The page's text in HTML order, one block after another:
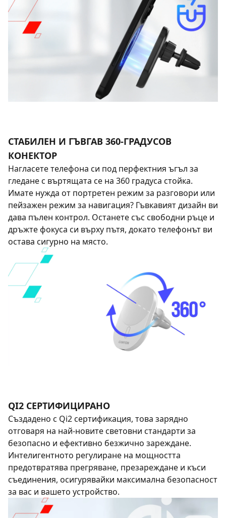
СТАБИЛЕН И ГЪВГАВ 360-ГРАДУСОВ
КОНЕКТОР
Нагласете телефона си под перфектния ъгъл за
гледане с въртящата се на 360 градуса стойка.
Имате нужда от портретен режим за разговори или
пейзажен режим за навигация? Гъвкавият дизайн ви
дава пълен контрол. Останете със свободни ръце и
дръжте фокуса си върху пътя, докато телефонът ви
остава сигурно на място.
QI2 СЕРТИФИЦИРАНО
Създадено с Qi2 сертификация, това зарядно
отговаря на най-новите световни стандарти за
безопасно и ефективно безжично зареждане.
Интелигентното регулиране на мощността
предотвратява прегряване, презареждане и къси
съединения, осигурявайки максимална безопасност
за вас и вашето устройство.